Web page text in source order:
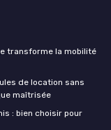
transforme la mobilité
de location sans
maîtrisée
: bien choisir pour